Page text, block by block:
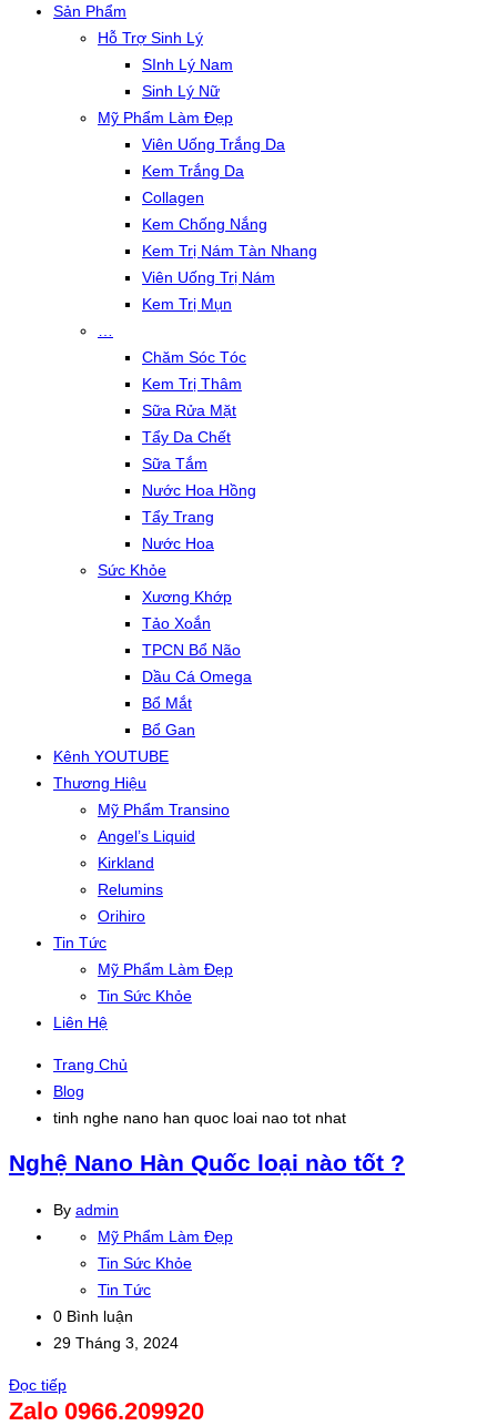
Sản Phẩm
Hỗ Trợ Sinh Lý
SInh Lý Nam
Sinh Lý Nữ
Mỹ Phẩm Làm Đẹp
Viên Uống Trắng Da
Kem Trắng Da
Collagen
Kem Chống Nắng
Kem Trị Nám Tàn Nhang
Viên Uống Trị Nám
Kem Trị Mụn
Chăm Sóc Tóc
Kem Trị Thâm
Sữa Rửa Mặt
Tẩy Da Chết
Sữa Tắm
Nước Hoa Hồng
Tẩy Trang
Nước Hoa
Sức Khỏe
Xương Khớp
Tảo Xoắn
TPCN Bổ Não
Dầu Cá Omega
Bổ Mắt
Bổ Gan
Kênh YOUTUBE
Thương Hiệu
Mỹ Phẩm Transino
Angel’s Liquid
Kirkland
Relumins
Orihiro
Tin Tức
Mỹ Phẩm Làm Đẹp
Tin Sức Khỏe
Liên Hệ
Trang Chủ
Blog
tinh nghe nano han quoc loai nao tot nhat
Nghệ Nano Hàn Quốc loại nào tốt ?
By admin
Mỹ Phẩm Làm Đẹp
Tin Sức Khỏe
Tin Tức
0 Bình luận
29 Tháng 3, 2024
Đọc tiếp
Zalo 0966.209920